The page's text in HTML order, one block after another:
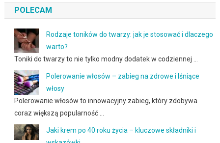
POLECAM
Rodzaje toników do twarzy: jak je stosować i dlaczego
warto?
Toniki do twarzy to nie tylko modny dodatek w codziennej …
Polerowanie włosów – zabieg na zdrowe i lśniące
włosy
Polerowanie włosów to innowacyjny zabieg, który zdobywa
coraz większą popularność …
Jaki krem po 40 roku życia – kluczowe składniki i